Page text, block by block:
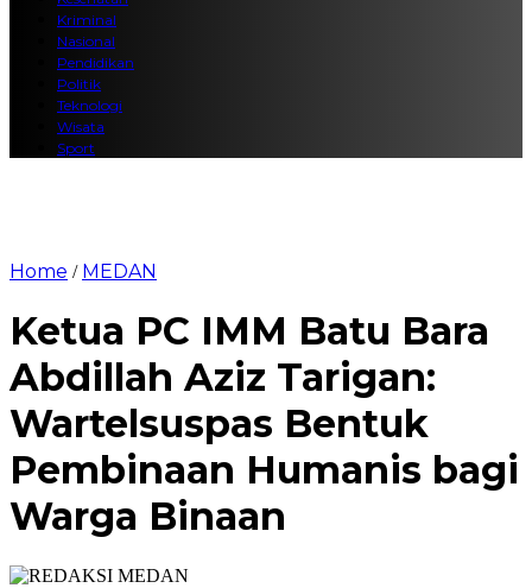
Kriminal
Nasional
Pendidikan
Politik
Teknologi
Wisata
Sport
Home / MEDAN
Ketua PC IMM Batu Bara
Abdillah Aziz Tarigan:
Wartelsuspas Bentuk
Pembinaan Humanis bagi
Warga Binaan